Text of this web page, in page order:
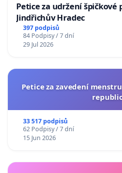
Petice za udržení špičkové
Jindřichův Hradec
397 podpisů
84 Podpisy / 7 dní
29 Jul 2026
Petice za zavedení
33 517 podpisů
62 Podpisy / 7 dní
15 Jun 2026